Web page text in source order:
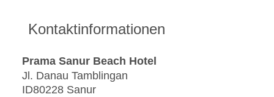
Kontaktinformationen
Prama Sanur Beach Hotel
Jl. Danau Tamblingan
ID80228 Sanur